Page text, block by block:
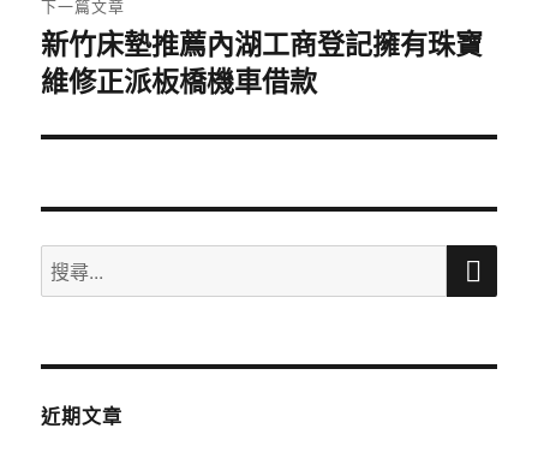
下一篇文章
下
一
文
新竹床墊推薦內湖工商登記擁有珠寶
維修正派板橋機車借款
搜
尋
鍵
搜
近期文章